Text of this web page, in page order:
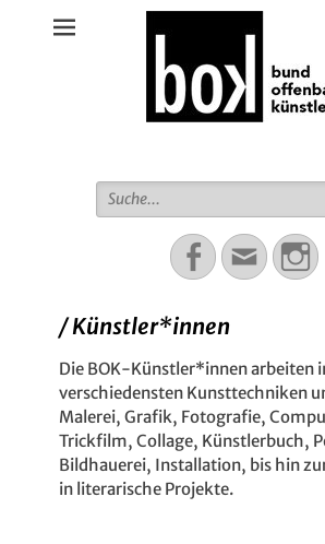
Suche
für:
Facebook
Email
/ Künstler*innen
Die BOK-Künstler*innen arbeiten
verschiedensten Kunsttechniken
Malerei, Grafik, Fotografie,
Trickfilm, Collage, Künstlerbuch,
Bildhauerei, Installation, bis hin
in literarische Projekte.